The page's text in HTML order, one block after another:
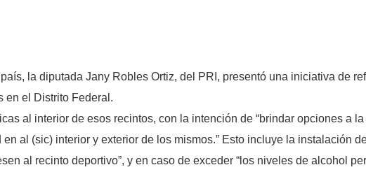
la diputada Jany Robles Ortiz, del PRI, presentó una iniciativa de
en el Distrito Federal.
al interior de esos recintos, con la intención de “brindar opciones a
al (sic) interior y exterior de los mismos.” Esto incluye la instalación
al recinto deportivo”, y en caso de exceder “los niveles de alcohol